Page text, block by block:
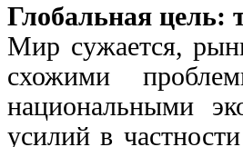
Глобальная цель:
Мир сужается,
схожими
национальными
усилий в